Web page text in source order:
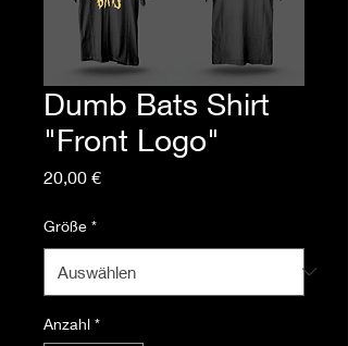
Dumb Bats Shirt
"Front Logo"
20,00 €Preis
Größe *
Anzahl *